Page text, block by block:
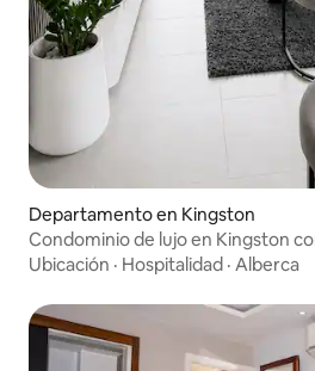
Departamento en Kingston
Condominio de lujo en Kingston
Ubicación · Hospitalidad · Alberca